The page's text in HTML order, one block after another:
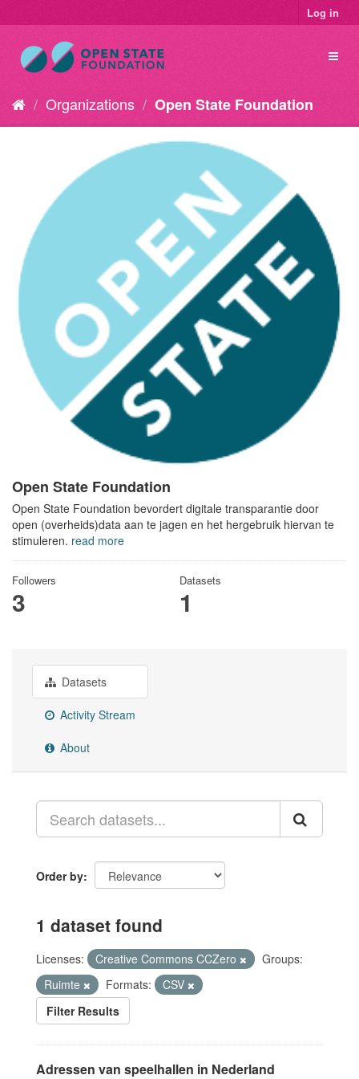
Log in
Organizations Open State Foundation
Open State Foundation
Open State Foundation bevordert digitale transparantie door
open (overheids)data aan te jagen en het hergebruik hiervan te
stimuleren. read more
Followers
3
Datasets
1
Datasets
Activity Stream
About
Order by
1 dataset found
Licenses: Creative Commons CCZero
Groups:
Ruimte
Formats:
CSV
Filter Results
Adressen van speelhallen in Nederland